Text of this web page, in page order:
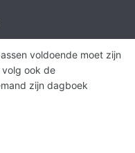
voldoende moet zijn
volg ook de
zijn dagboek